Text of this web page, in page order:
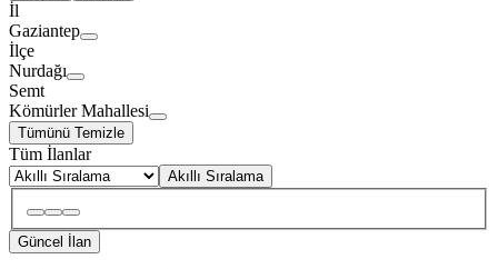
İl
Gaziantep
İlçe
Nurdağı
Semt
Kömürler Mahallesi
Tümünü Temizle
Tüm İlanlar
Akıllı Sıralama
Güncel İlan